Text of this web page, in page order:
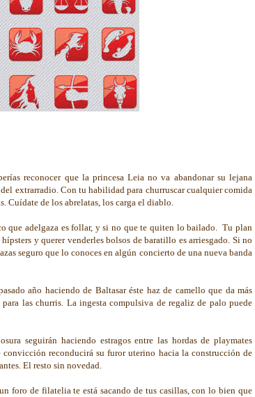
reconocer que la princesa Leia no va abandonar su lejana
extrarradio. Con tu habilidad para churruscar cualquier comida
Cuídate de los abrelatas, los carga el diablo.
que adelgaza es follar, y si no que te quiten lo bailado. Tu plan
y querer venderles bolsos de baratillo es arriesgado. Si no
seguro que lo conoces en algún concierto de una nueva banda
año haciendo de Baltasar éste haz de camello que da más
las churris. La ingesta compulsiva de regaliz de palo puede
seguirán haciendo estragos entre las hordas de playmates
convicción reconducirá su furor uterino hacia la construcción de
El resto sin novedad.
foro de filatelia te está sacando de tus casillas, con lo bien que